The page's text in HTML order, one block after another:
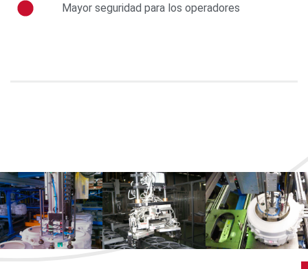
Mayor seguridad para los operadores